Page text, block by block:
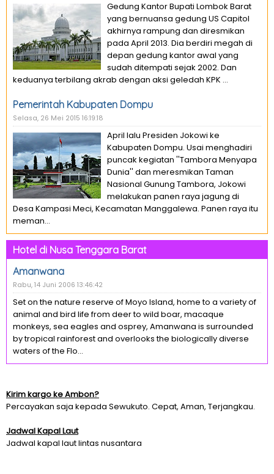
Gedung Kantor Bupati Lombok Barat
yang bernuansa gedung US Capitol
akhirnya rampung dan diresmikan
pada April 2013. Dia berdiri megah di
depan gedung kantor awal yang
sudah ditempati sejak 2002. Dan
keduanya terbilang akrab dengan aksi geledah KPK ...
Pemerintah Kabupaten Dompu
Selasa, 26 Mei 2015 16:19:18
April lalu Presiden Jokowi ke
Kabupaten Dompu. Usai menghadiri
puncak kegiatan ''Tambora Menyapa
Dunia'' dan meresmikan Taman
Nasional Gunung Tambora, Jokowi
melakukan panen raya jagung di
Desa Kampasi Meci, Kecamatan Manggalewa. Panen raya itu
meman...
Hotel di Nusa Tenggara Barat
Amanwana
Rabu, 14 Juni 2006 13:46:42
Set on the nature reserve of Moyo Island, home to a variety of
animal and bird life from deer to wild boar, macaque
monkeys, sea eagles and osprey, Amanwana is surrounded
by tropical rainforest and overlooks the biologically diverse
waters of the Flo...
Kirim kargo ke Ambon?
Percayakan saja kepada Sewukuto. Cepat, Aman, Terjangkau.
Jadwal Kapal Laut
Jadwal kapal laut lintas nusantara